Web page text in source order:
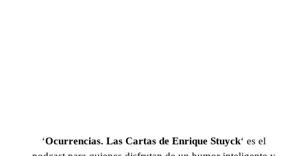
‘Ocurrencias. Las Cartas de Enrique Stuyck‘ es el